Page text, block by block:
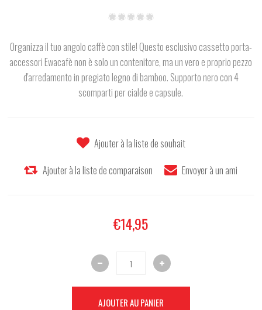
Organizza il tuo angolo caffè con stile! Questo esclusivo cassetto porta-
accessori Ewacafè non è solo un contenitore, ma un vero e proprio pezzo
d'arredamento in pregiato legno di bamboo. Supporto nero con 4
scomparti per cialde e capsule.
€14,95
AJOUTER AU PANIER